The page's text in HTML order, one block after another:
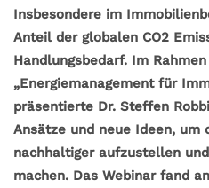
Insbesondere im
Anteil der globalen CO2
Handlungsbedarf. Im
„Energiemanagement für
präsentierte Dr. Steffen
Ansätze und neue Ideen, um
nachhaltiger aufzustellen
machen. Das Webinar fand